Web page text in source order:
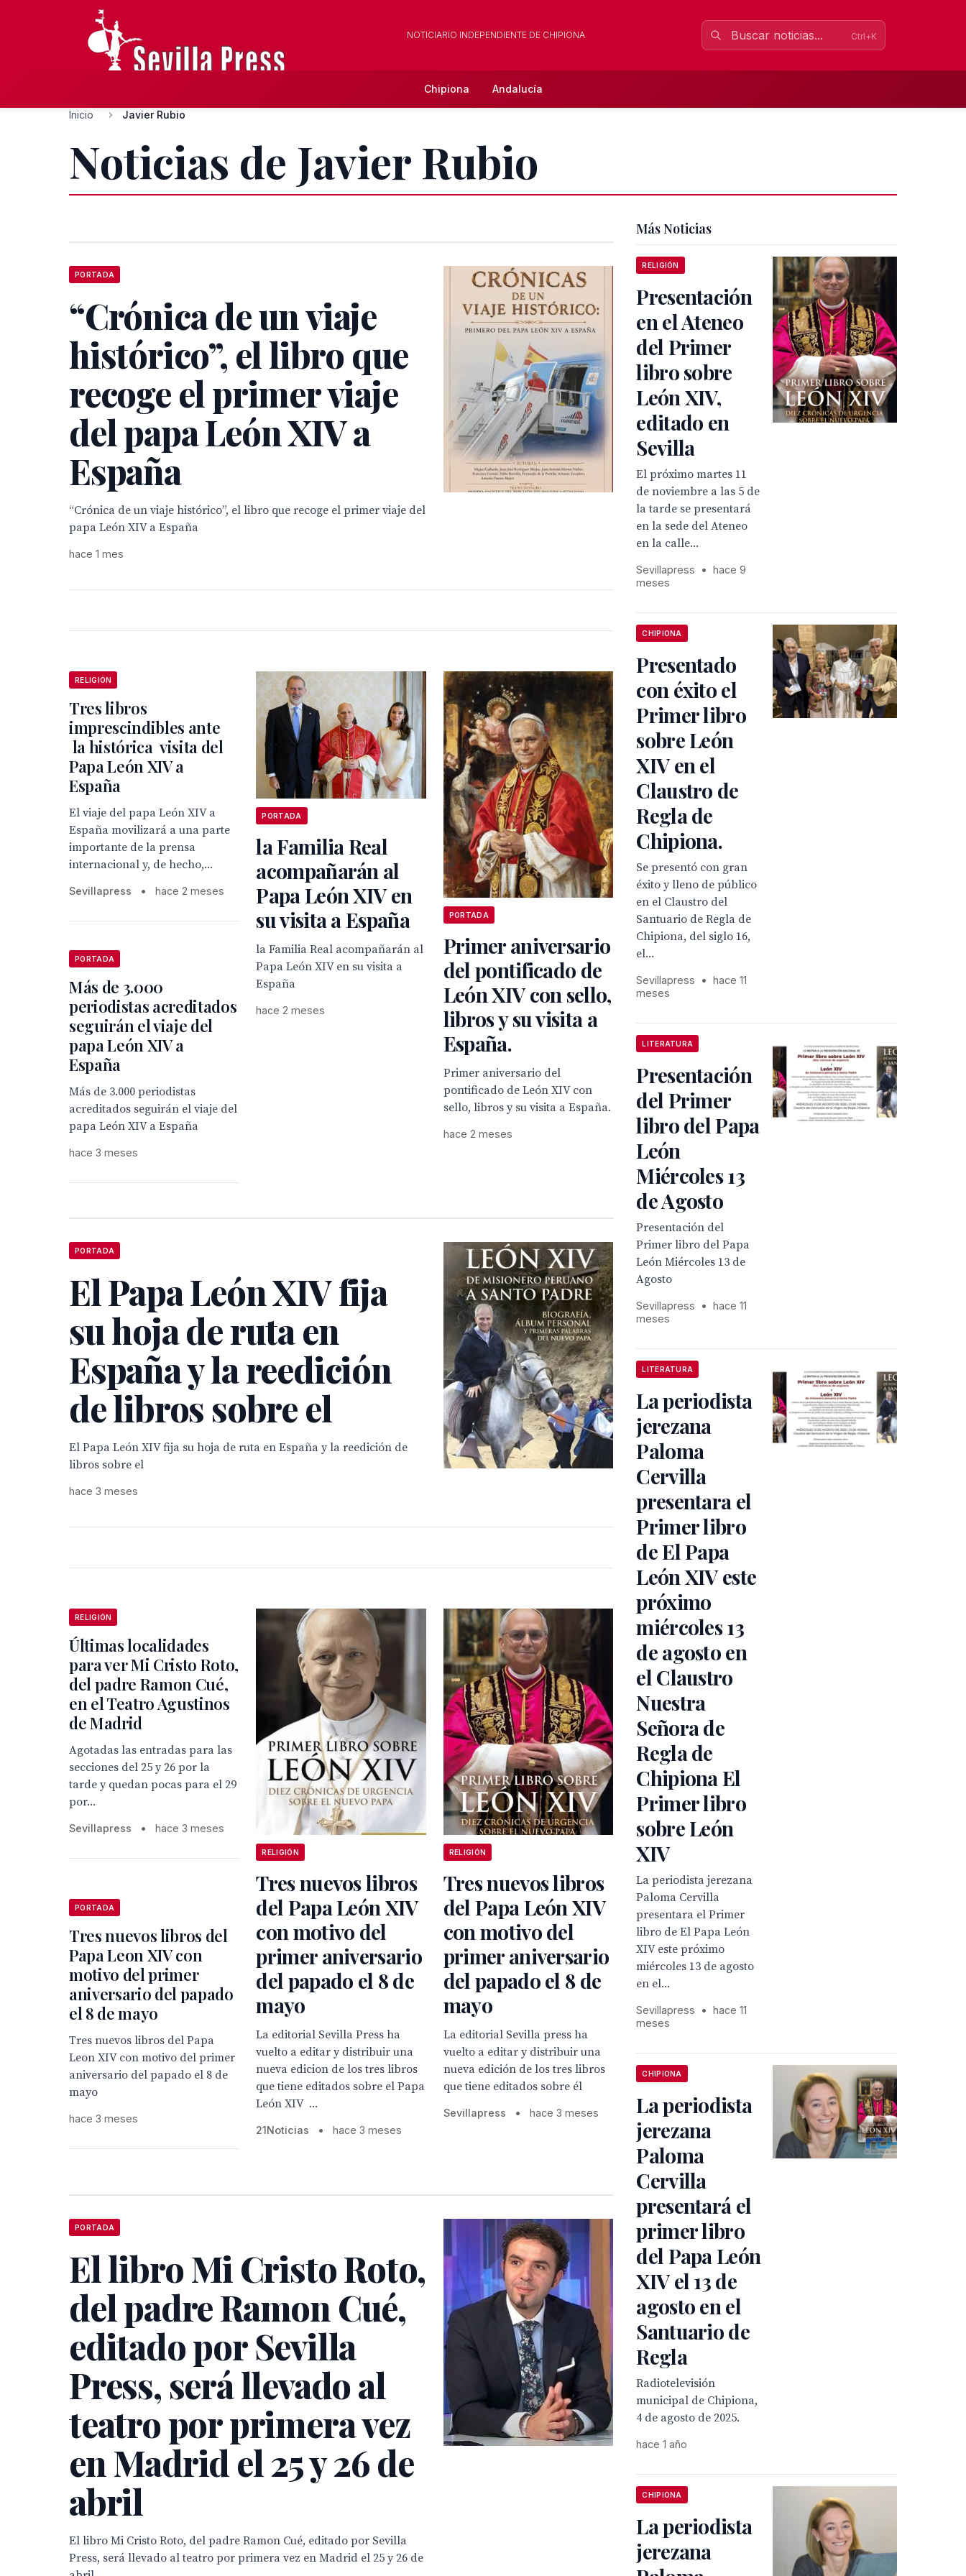
NOTICIARIO INDEPENDIENTE DE CHIPIONA Ctrl+K
Chipiona Andalucía
Inicio Javier Rubio
Noticias de Javier Rubio
PORTADA
“Crónica de un viaje
histórico”, el libro que
recoge el primer viaje
del papa León XIV a
España
“Crónica de un viaje histórico”, el libro que recoge el primer viaje del
papa León XIV a España
hace 1 mes
RELIGIÓN
Tres libros
imprescindibles ante
la histórica visita del
Papa León XIV a
España
El viaje del papa León XIV a
España movilizará a una parte
importante de la prensa
internacional y, de hecho,...
Sevillapress • hace 2 meses
PORTADA
la Familia Real
acompañarán al
Papa León XIV en
su visita a España
la Familia Real acompañarán al
Papa León XIV en su visita a
España
hace 2 meses
PORTADA
Primer aniversario
del pontificado de
León XIV con sello,
libros y su visita a
España.
Primer aniversario del
pontificado de León XIV con
sello, libros y su visita a España.
hace 2 meses
PORTADA
Más de 3.000
periodistas acreditados
seguirán el viaje del
papa León XIV a
España
Más de 3.000 periodistas
acreditados seguirán el viaje del
papa León XIV a España
hace 3 meses
PORTADA
El Papa León XIV fija
su hoja de ruta en
España y la reedición
de libros sobre el
El Papa León XIV fija su hoja de ruta en España y la reedición de
libros sobre el
hace 3 meses
RELIGIÓN
Últimas localidades
para ver Mi Cristo Roto,
del padre Ramon Cué,
en el Teatro Agustinos
de Madrid
Agotadas las entradas para las
secciones del 25 y 26 por la
tarde y quedan pocas para el 29
por...
Sevillapress • hace 3 meses
RELIGIÓN
Tres nuevos libros
del Papa León XIV
con motivo del
primer aniversario
del papado el 8 de
mayo
La editorial Sevilla Press ha
vuelto a editar y distribuir una
nueva edicion de los tres libros
que tiene editados sobre el Papa
León XIV ...
21Noticias • hace 3 meses
RELIGIÓN
Tres nuevos libros
del Papa León XIV
con motivo del
primer aniversario
del papado el 8 de
mayo
La editorial Sevilla press ha
vuelto a editar y distribuir una
nueva edición de los tres libros
que tiene editados sobre él
Sevillapress • hace 3 meses
PORTADA
Tres nuevos libros del
Papa Leon XIV con
motivo del primer
aniversario del papado
el 8 de mayo
Tres nuevos libros del Papa
Leon XIV con motivo del primer
aniversario del papado el 8 de
mayo
hace 3 meses
PORTADA
El libro Mi Cristo Roto,
del padre Ramon Cué,
editado por Sevilla
Press, será llevado al
teatro por primera vez
en Madrid el 25 y 26 de
abril
El libro Mi Cristo Roto, del padre Ramon Cué, editado por Sevilla
Press, será llevado al teatro por primera vez en Madrid el 25 y 26 de
Más Noticias
RELIGIÓN
Presentación
en el Ateneo
del Primer
libro sobre
León XIV,
editado en
Sevilla
El próximo martes 11
de noviembre a las 5 de
la tarde se presentará
en la sede del Ateneo
en la calle...
Sevillapress •
hace 9
meses
CHIPIONA
Presentado
con éxito el
Primer libro
sobre León
XIV en el
Claustro de
Regla de
Chipiona.
Se presentó con gran
éxito y lleno de público
en el Claustro del
Santuario de Regla de
Chipiona, del siglo 16,
el...
Sevillapress •
hace 11
meses
LITERATURA
Presentación
del Primer
libro del Papa
León
Miércoles 13
de Agosto
Presentación del
Primer libro del Papa
León Miércoles 13 de
Agosto
Sevillapress •
hace 11
meses
LITERATURA
La periodista
jerezana
Paloma
Cervilla
presentara el
Primer libro
de El Papa
León XIV este
próximo
miércoles 13
de agosto en
el Claustro
Nuestra
Señora de
Regla de
Chipiona El
Primer libro
sobre León
XIV
La periodista jerezana
Paloma Cervilla
presentara el Primer
libro de El Papa León
XIV este próximo
miércoles 13 de agosto
en el...
Sevillapress •
hace 11
meses
CHIPIONA
La periodista
jerezana
Paloma
Cervilla
presentará el
primer libro
del Papa León
XIV el 13 de
agosto en el
Santuario de
Regla
Radiotelevisión
municipal de Chipiona,
4 de agosto de 2025.
hace 1 año
CHIPIONA
La periodista
jerezana